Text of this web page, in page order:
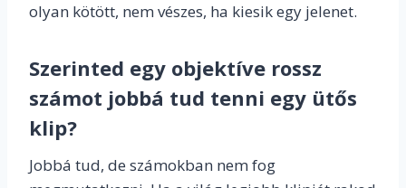
olyan kötött, nem vészes, ha kiesik egy jelenet.
Szerinted egy objektíve rossz
számot jobbá tud tenni egy ütős
klip?
Jobbá tud, de számokban nem fog